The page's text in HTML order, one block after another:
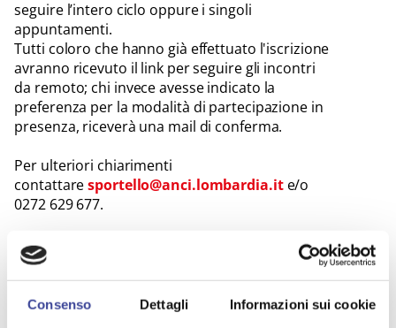
Consenso Dettagli Informazioni sui cookie
seguire l’intero ciclo oppure i singoli
appuntamenti.
Tutti coloro che hanno già effettuato l'iscrizione
avranno ricevuto il link per seguire gli incontri
da remoto; chi invece avesse indicato la
preferenza per la modalità di partecipazione in
presenza, riceverà una mail di conferma.
Per ulteriori chiarimenti
contattaresportello@anci.lombardia.ite/o
0272 629 677.